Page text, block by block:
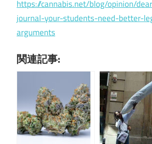
https://cannabis.net/blog/opinion/
journal-your-students-need-better-
arguments
関連記事: